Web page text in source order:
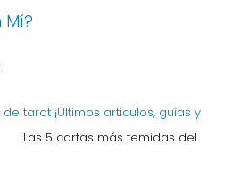
Mí?
de tarot ¡Últimos artículos, guías y
Las 5 cartas más temidas del